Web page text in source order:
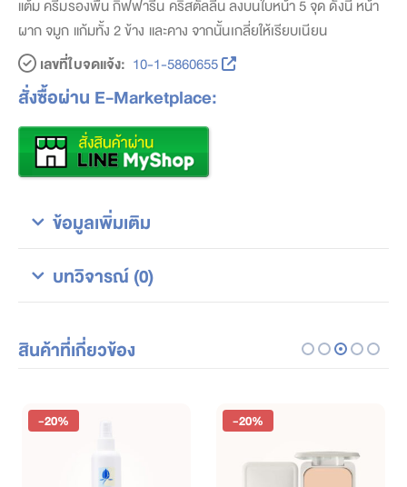
แต้ม ครีมรองพื้น กิฟฟารีน คริสตัลลีน ลงบนใบหน้า 5 จุด ดังนี้ หน้า
ผาก จมูก แก้มทั้ง 2 ข้าง และคาง จากนั้นเกลี่ยให้เรียบเนียน
เลขที่ใบจดแจ้ง: 10-1-5860655
สั่งซื้อผ่าน E-Marketplace:
ข้อมูลเพิ่มเติม
บทวิจารณ์ (0)
สินค้าที่เกี่ยวข้อง
-20% -20%